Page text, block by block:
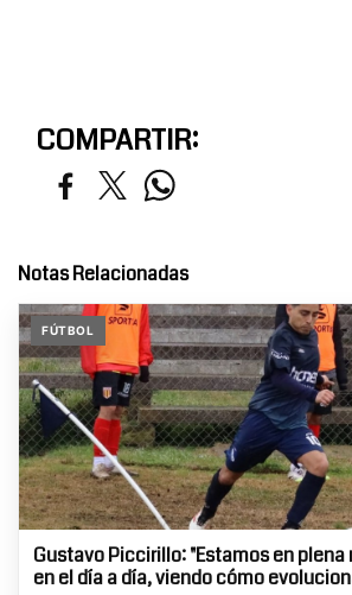
COMPARTIR:
Notas Relacionadas
FÚTBOL
Gustavo Piccirillo: "Estamos en
en el día a día, viendo cómo